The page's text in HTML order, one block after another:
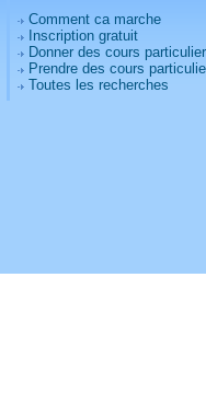
Comment ca marche
Inscription gratuit
Donner des cours
Prendre des cours
Toutes les recherches